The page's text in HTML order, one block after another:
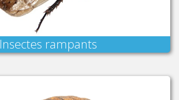
Insectes rampants